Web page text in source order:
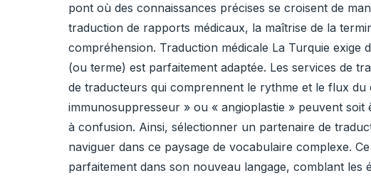
pont où des connaissances précises se croisent de
traduction de rapports médicaux, la maîtrise de la
compréhension. Traduction médicale La Turquie
(ou terme) est parfaitement adaptée. Les services de
de traducteurs qui comprennent le rythme et le flux du
immunosuppresseur » ou « angioplastie » peuvent
à confusion. Ainsi, sélectionner un partenaire de
naviguer dans ce paysage de vocabulaire complexe.
parfaitement dans son nouveau langage, comblant